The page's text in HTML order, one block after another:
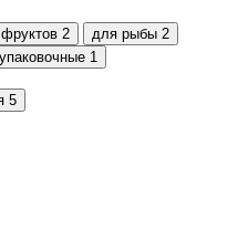
2 для рыбы 2
упаковочные 1
5